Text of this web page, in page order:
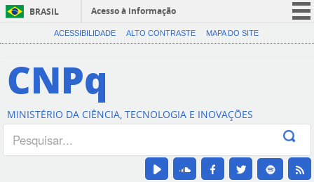
BRASIL
Acesso à informação
CORONAVÍRUS (COVID-19)
Canais
ACESSIBILIDADE ALTO CONTRASTE MAPA DO SITE
CNPq
MINISTÉRIO DA CIÊNCIA, TECNOLOGIA E INOVAÇÕES